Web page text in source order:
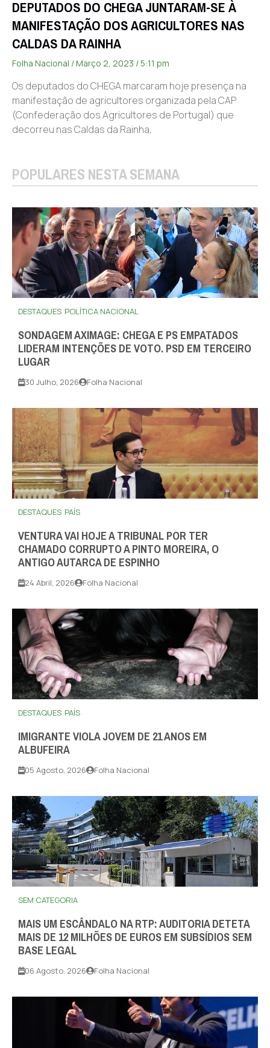
DEPUTADOS DO CHEGA JUNTARAM-SE À
MANIFESTAÇÃO DOS AGRICULTORES NAS
CALDAS DA RAINHA
Folha Nacional Março 2, 2023 5:11 pm
Os deputados do CHEGA marcaram hoje presença na
manifestação de agricultores organizada pela CAP
(Confederação dos Agricultores de Portugal) que
decorreu nas Caldas da Rainha,
POPULARES NESTA SEMANA
DESTAQUES POLÍTICA NACIONAL
SONDAGEM AXIMAGE: CHEGA E PS EMPATADOS
LIDERAM INTENÇÕES DE VOTO. PSD EM TERCEIRO
LUGAR
30 Julho, 2026 Folha Nacional
DESTAQUES PAÍS
VENTURA VAI HOJE A TRIBUNAL POR TER
CHAMADO CORRUPTO A PINTO MOREIRA, O
ANTIGO AUTARCA DE ESPINHO
24 Abril, 2026 Folha Nacional
DESTAQUES PAÍS
IMIGRANTE VIOLA JOVEM DE 21 ANOS EM
ALBUFEIRA
05 Agosto, 2026 Folha Nacional
SEM CATEGORIA
MAIS UM ESCÂNDALO NA RTP: AUDITORIA DETETA
MAIS DE 12 MILHÕES DE EUROS EM SUBSÍDIOS SEM
BASE LEGAL
06 Agosto, 2026 Folha Nacional